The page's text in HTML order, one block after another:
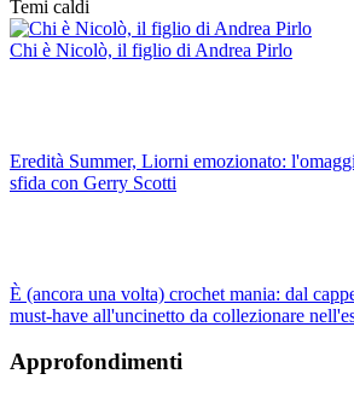
Temi caldi
Chi è Nicolò, il figlio di Andrea Pirlo
Eredità Summer, Liorni emozionato:
sfida con Gerry Scotti
È (ancora una volta) crochet mania: dal
must-have all'uncinetto da collezionare
Approfondimenti